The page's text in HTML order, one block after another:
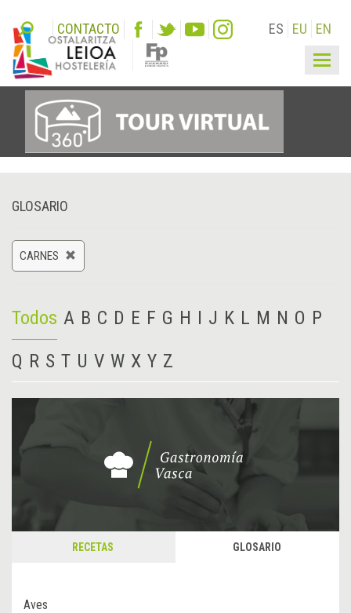
CONTACTO ES EU EN
GLOSARIO
CARNES
Todos A B C D E F G H I J K L M N O P
Q R S T U V W X Y Z
RECETAS GLOSARIO
Aves